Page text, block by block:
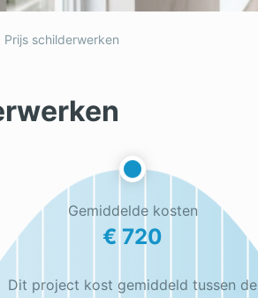
Prijs schilderwerken
Gemiddelde kosten
€ 720
Dit project kost gemiddeld tussen de